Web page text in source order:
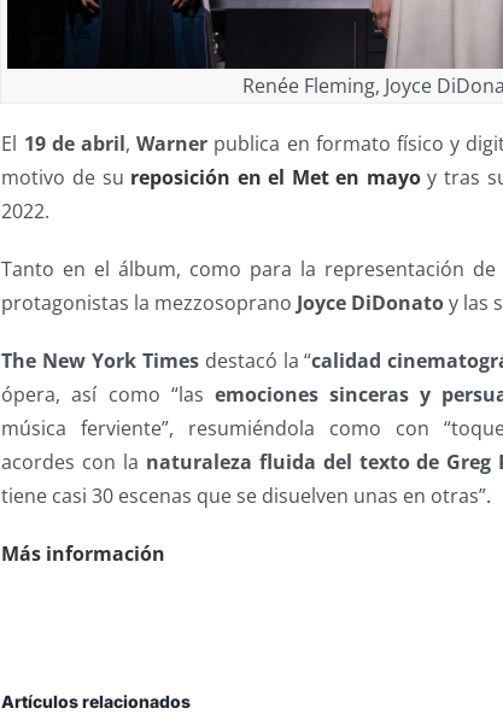
Renée Fleming, Joyce
El 19 de abril,Warner publica en formato físico y
motivo de su reposición en el Met en mayoy tras
2022.
Tanto en el álbum, como para la representación
protagonistas la mezzosoprano Joyce DiDonatoy las
The New York Timesdestacó la “calidad
ópera, así como “las emociones sinceras y
música ferviente”, resumiéndola como con
acordes con la naturaleza fluida del texto de Greg
tiene casi 30 escenas que se disuelven unas en otras”.
Más información
Artículos relacionados